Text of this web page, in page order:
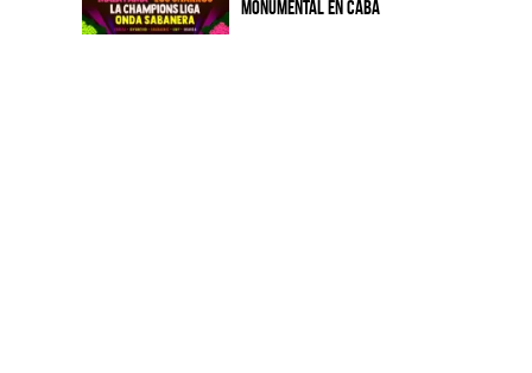
monumental en CABA